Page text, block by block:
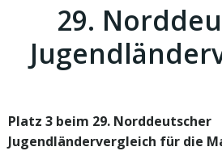
29.
Platz 3 beim 29. Norddeutscher
Jugendländervergleich für die